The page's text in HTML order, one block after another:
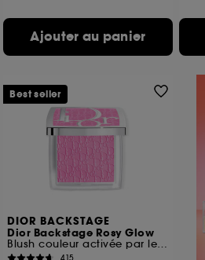
Ajouter au panier
DIOR BACKSTAGE
Dior Backstage Rosy Glow
Blush couleur activée par le pH
415
Best seller